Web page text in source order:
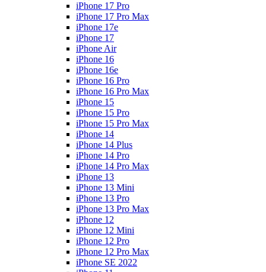
iPhone 17 Pro
iPhone 17 Pro Max
iPhone 17e
iPhone 17
iPhone Air
iPhone 16
iPhone 16e
iPhone 16 Pro
iPhone 16 Pro Max
iPhone 15
iPhone 15 Pro
iPhone 15 Pro Max
iPhone 14
iPhone 14 Plus
iPhone 14 Pro
iPhone 14 Pro Max
iPhone 13
iPhone 13 Mini
iPhone 13 Pro
iPhone 13 Pro Max
iPhone 12
iPhone 12 Mini
iPhone 12 Pro
iPhone 12 Pro Max
iPhone SE 2022